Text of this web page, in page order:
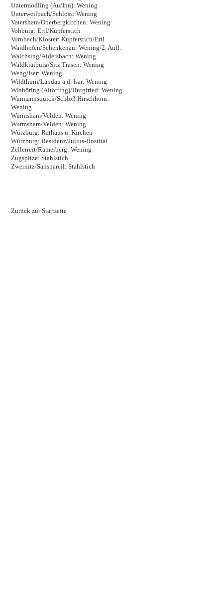
Untermödling (Au/Inn): Wening
Unterweilbach/Schloss: Wening
Vatersham/Oberbergkirchen: Wening
Vohburg: Ertl/Kupferstich
Vornbach/Kloster: Kupferstich/Ertl
Waidhofen/Schenkenau: Wening/2. Aufl.
Walchsing/Aldersbach: Wening
Waldkraiburg/Sitz Trasen: Wening
Weng/Isar: Wening
Wildthurn/Landau a.d. Isar: Wening
Winhöring (Altötting)/Burgfried: Wening
Wurmannsquick/Schloß Hirschhorn:
Wening
Wurmsham/Velden: Wening
Wurmsham/Velden: Wening
Würzburg: Rathaus u. Kirchen
Würzburg: Residenz/Julius-Hostital
Zellerreit/Ramerberg: Wening
Zugspitze: Stahlstich
Zwernitz/Sanspareil: Stahlstich
Zurück zur Startseite